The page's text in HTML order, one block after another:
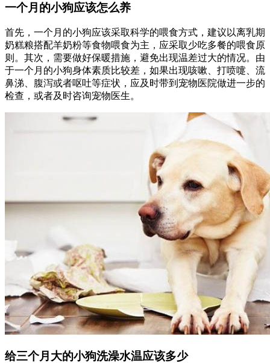
一个月的小狗应该怎么养
首先，一个月的小狗应该采取科学的喂食方式，建议以离乳期
奶糕粮搭配羊奶粉等食物喂食为主，应采取少吃多餐的喂食原
则。其次，需要做好保暖措施，避免出现温差过大的情况。由
于一个月的小狗身体素质比较差，如果出现咳嗽、打喷嚏、流
鼻涕、腹泻或者呕吐等症状，应及时带到宠物医院做进一步的
检查，或者及时咨询宠物医生。
给三个月大的小狗洗澡水温应该多少